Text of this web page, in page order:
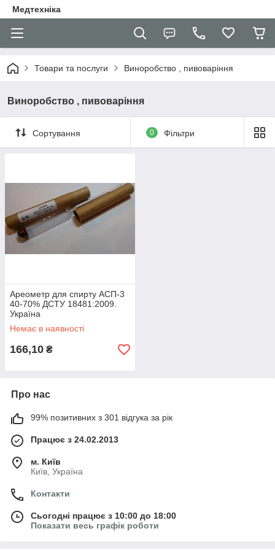
Медтехніка
Товари та послуги Виноробство , пивоваріння
Виноробство , пивоваріння
Сортування 0 Фільтри
Ареометр для спирту АСП-3
40-70% ДСТУ 18481:2009.
Україна
Немає в наявності
166,10 ₴
Про нас
99% позитивних з 301 відгука за рік
Працює з 24.02.2013
м. Київ
Київ, Україна
Контакти
Сьогодні працює з 10:00 до 18:00
Показати весь графік роботи